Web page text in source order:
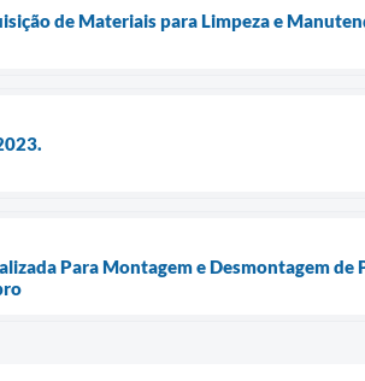
de Materiais para Limpeza e
Para Montagem e Desmontagem de